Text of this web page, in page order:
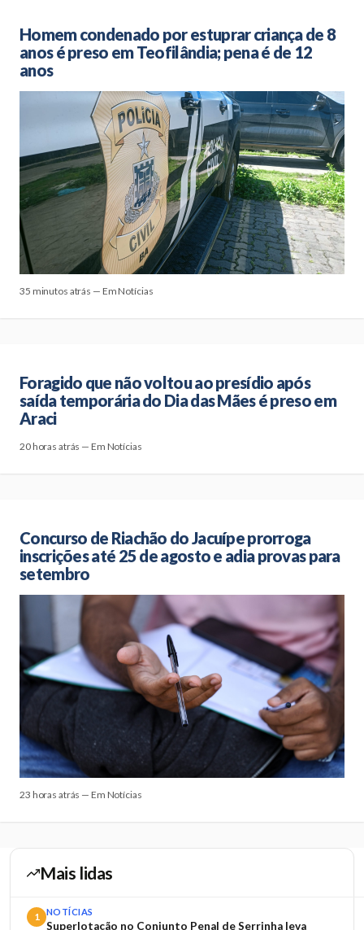
Homem condenado por estuprar criança de 8
anos é preso em Teofilândia; pena é de 12
anos
35 minutos atrás — Em Notícias
Foragido que não voltou ao presídio após
saída temporária do Dia das Mães é preso em
Araci
20 horas atrás — Em Notícias
Concurso de Riachão do Jacuípe prorroga
inscrições até 25 de agosto e adia provas para
setembro
23 horas atrás — Em Notícias
Mais lidas
1 NOTÍCIAS
Superlotação no Conjunto Penal de Serrinha leva